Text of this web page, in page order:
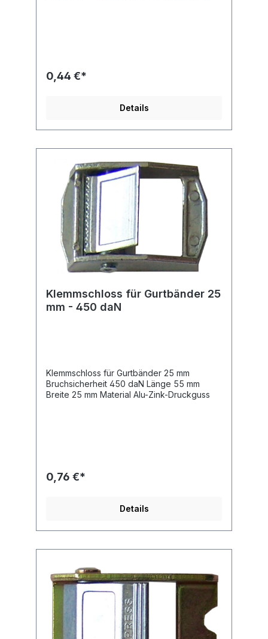
0,44 €*
Details
Klemmschloss für Gurtbänder 25
mm - 450 daN
Klemmschloss für Gurtbänder 25 mm
Bruchsicherheit 450 daN Länge 55 mm
Breite 25 mm Material Alu-Zink-Druckguss
0,76 €*
Details